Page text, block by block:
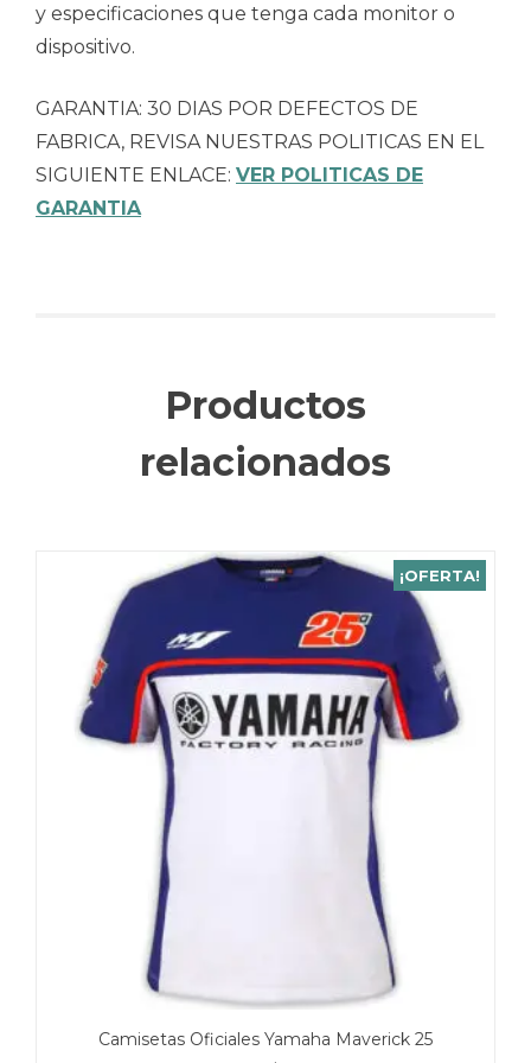
y especificaciones que tenga cada monitor o
dispositivo.
GARANTIA: 30 DIAS POR DEFECTOS DE
FABRICA, REVISA NUESTRAS POLITICAS EN EL
SIGUIENTE ENLACE: VER POLITICAS DE
GARANTIA
Productos
relacionados
¡OFERTA!
Camisetas Oficiales Yamaha Maverick 25